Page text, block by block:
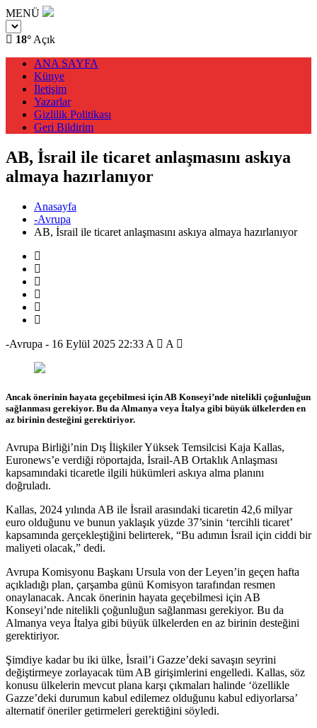
MENÜ
18° Açık
ANA SAYFA
Künye
İletişim
Yazarlar
Gizlilik Politikası
Geri Bildirim
AB, İsrail ile ticaret anlaşmasını askıya
almaya hazırlanıyor
Anasayfa
-Avrupa
AB, İsrail ile ticaret anlaşmasını askıya almaya hazırlanıyor
-Avrupa - 16 Eylül 2025 22:33 A A
Ancak önerinin hayata geçebilmesi için AB Konseyi’nde nitelikli çoğunluğun
sağlanması gerekiyor. Bu da Almanya veya İtalya gibi büyük ülkelerden en
az birinin desteğini gerektiriyor.
Avrupa Birliği’nin Dış İlişkiler Yüksek Temsilcisi Kaja Kallas,
Euronews’e verdiği röportajda, İsrail-AB Ortaklık Anlaşması
kapsamındaki ticaretle ilgili hükümleri askıya alma planını
doğruladı.
Kallas, 2024 yılında AB ile İsrail arasındaki ticaretin 42,6 milyar
euro olduğunu ve bunun yaklaşık yüzde 37’sinin ‘tercihli ticaret’
kapsamında gerçekleştiğini belirterek, “Bu adımın İsrail için ciddi bir
maliyeti olacak,” dedi.
Avrupa Komisyonu Başkanı Ursula von der Leyen’in geçen hafta
açıkladığı plan, çarşamba günü Komisyon tarafından resmen
onaylanacak. Ancak önerinin hayata geçebilmesi için AB
Konseyi’nde nitelikli çoğunluğun sağlanması gerekiyor. Bu da
Almanya veya İtalya gibi büyük ülkelerden en az birinin desteğini
gerektiriyor.
Şimdiye kadar bu iki ülke, İsrail’i Gazze’deki savaşın seyrini
değiştirmeye zorlayacak tüm AB girişimlerini engelledi. Kallas, söz
konusu ülkelerin mevcut plana karşı çıkmaları halinde ‘özellikle
Gazze’deki durumun kabul edilemez olduğunu kabul ediyorlarsa’
alternatif öneriler getirmeleri gerektiğini söyledi.